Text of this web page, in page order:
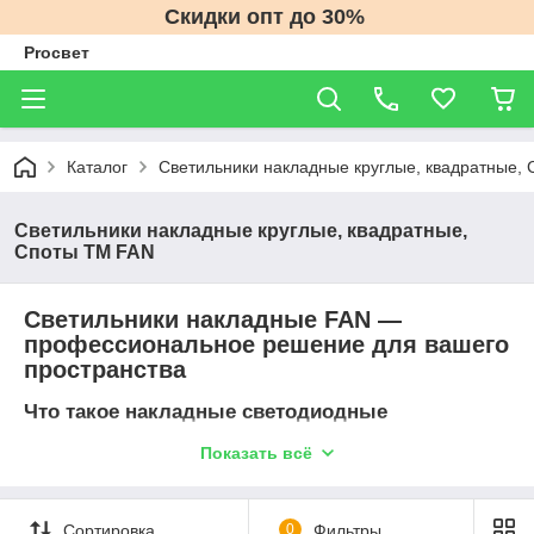
Скидки опт до 30%
Proсвет
Каталог Светильники накладные круглые, квадратные,
Светильники накладные круглые, квадратные,
Споты ТМ FAN
Светильники накладные FAN —
профессиональное решение для вашего
пространства
Что такое накладные светодиодные
коммерческие, так и на частные объекты. Модели
Показать всё
Сортировка 0 Фильтры